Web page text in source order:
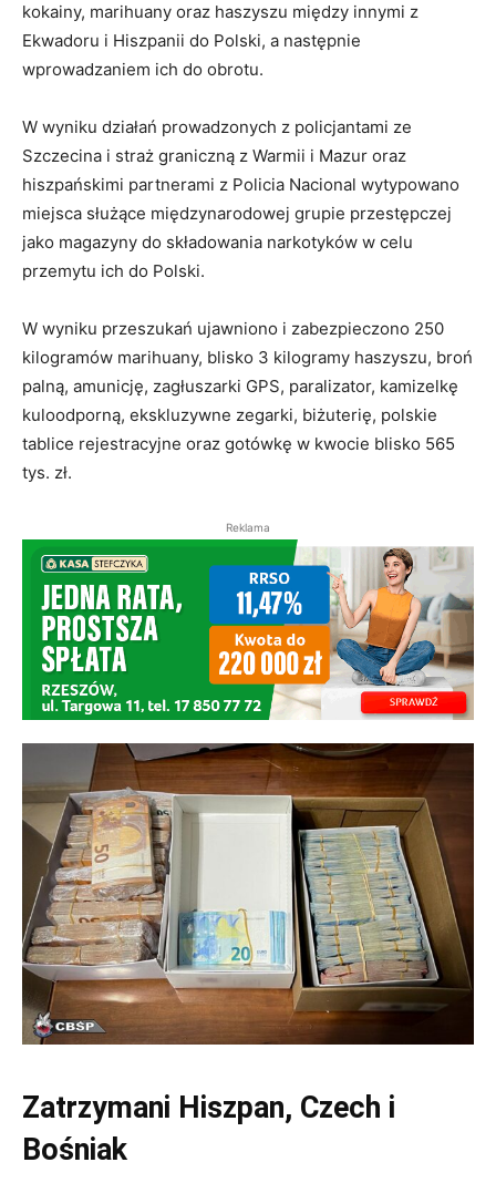
kokainy, marihuany oraz haszyszu między innymi z
Ekwadoru i Hiszpanii do Polski, a następnie
wprowadzaniem ich do obrotu.
W wyniku działań prowadzonych z policjantami ze
Szczecina i straż graniczną z Warmii i Mazur oraz
hiszpańskimi partnerami z Policia Nacional wytypowano
miejsca służące międzynarodowej grupie przestępczej
jako magazyny do składowania narkotyków w celu
przemytu ich do Polski.
W wyniku przeszukań ujawniono i zabezpieczono 250
kilogramów marihuany, blisko 3 kilogramy haszyszu, broń
palną, amunicję, zagłuszarki GPS, paralizator, kamizelkę
kuloodporną, ekskluzywne zegarki, biżuterię, polskie
tablice rejestracyjne oraz gotówkę w kwocie blisko 565
tys. zł.
Reklama
Zatrzymani Hiszpan, Czech i
Bośniak